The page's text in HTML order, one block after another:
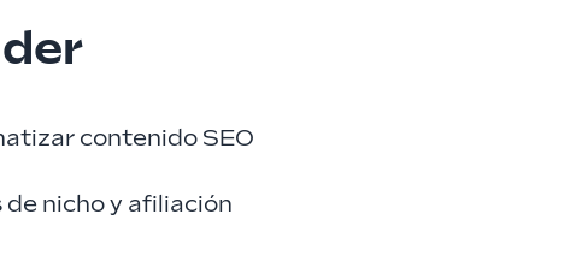
contenido SEO
nicho y afiliación